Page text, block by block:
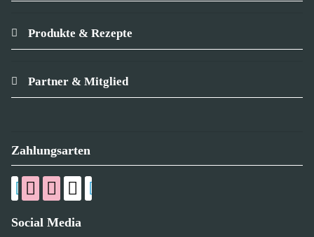
Produkte & Rezepte
Partner & Mitglied
Zahlungsarten
Social Media